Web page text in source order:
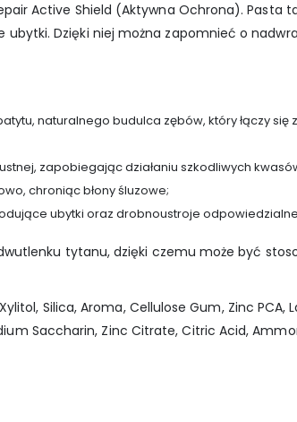
Active Shield (Aktywna Ochrona). Pasta
Dzięki niej można zapomnieć o
naturalnego budulca zębów, który łączy
zapobiegając działaniu szkodliwych
chroniąc błony śluzowe;
ubytki oraz drobnoustroje
tytanu, dzięki czemu może być
Silica, Aroma, Cellulose Gum, Zinc
Saccharin, Zinc Citrate, Citric Acid,